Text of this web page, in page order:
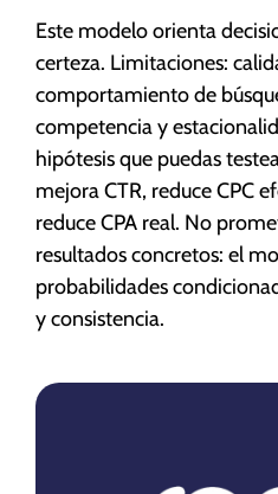
Este modelo orienta
certeza. Limitaciones:
comportamiento de
competencia y
hipótesis que puedas
mejora CTR, reduce CPC
reduce CPA real. No
resultados concretos: el
probabilidades
y consistencia.